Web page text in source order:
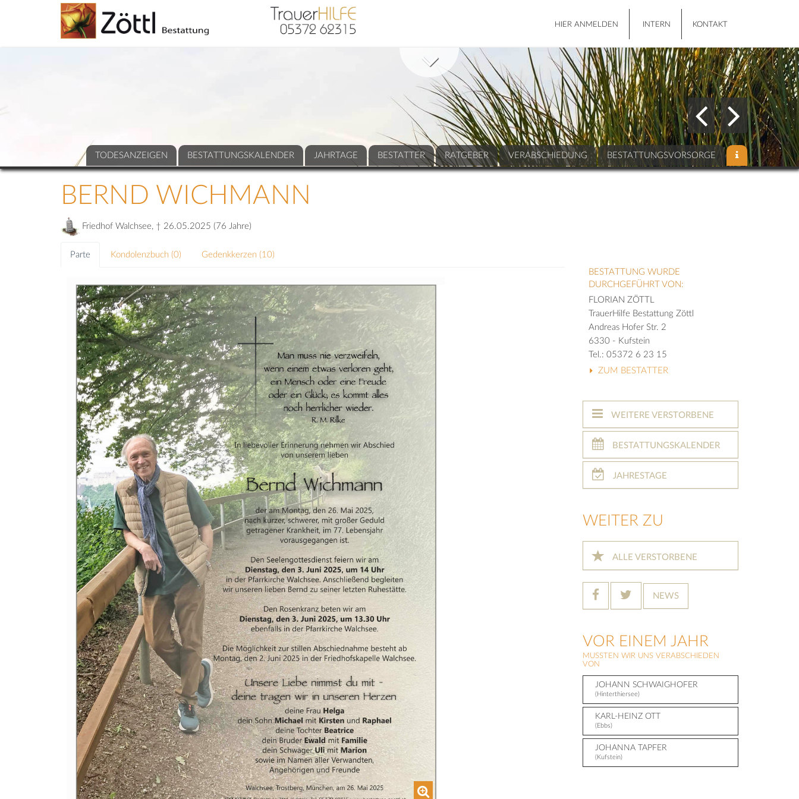
HIER ANMELDEN INTERN KONTAKT
TODESANZEIGEN BESTATTUNGSKALENDER JAHRTAGE BESTATTER RATGEBER VERABSCHIEDUNG BESTATTUNGSVORSORGE
BERND WICHMANN
Friedhof Walchsee, † 26.05.2025 (76 Jahre)
Parte Kondolenzbuch (0) Gedenkkerzen (10)
BESTATTUNG WURDE
DURCHGEFÜHRT VON:
FLORIAN ZÖTTL
TrauerHilfe Bestattung Zöttl
Andreas Hofer Str. 2
6330 - Kufstein
Tel.: 05372 6 23 15
ZUM BESTATTER
WEITERE VERSTORBENE
BESTATTUNGSKALENDER
JAHRESTAGE
WEITER ZU
ALLE VERSTORBENE
NEWS
VOR EINEM JAHR
MUSSTEN WIR UNS VERABSCHIEDEN
VON
JOHANN SCHWAIGHOFER
(Hinterthiersee)
KARL-HEINZ OTT
(Ebbs)
JOHANNA TAPFER
(Kufstein)